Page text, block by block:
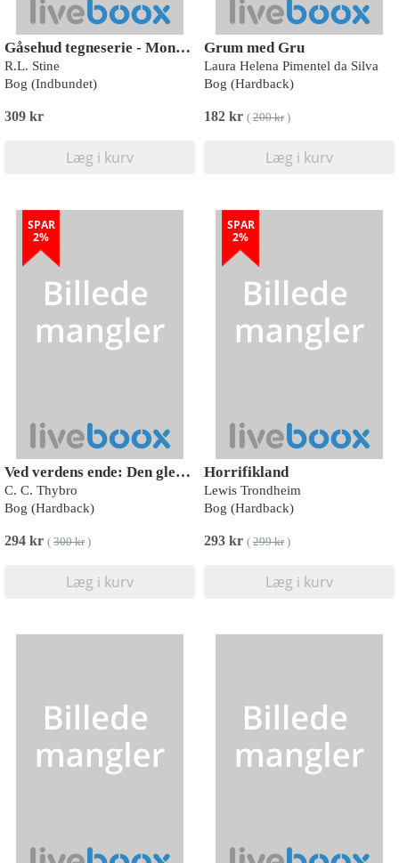
Gåsehud tegneserie - Monsterblod
R.L. Stine
Bog (Indbundet)
309 kr
Læg i kurv
Grum med Gru
Laura Helena Pimentel da Silva
Bog (Hardback)
182 kr ( 200 kr)
Læg i kurv
SPAR
2%
Ved verdens ende: Den glemte hest
C. C. Thybro
Bog (Hardback)
294 kr ( 300 kr)
Læg i kurv
SPAR
2%
Horrifikland
Lewis Trondheim
Bog (Hardback)
293 kr ( 299 kr)
Læg i kurv